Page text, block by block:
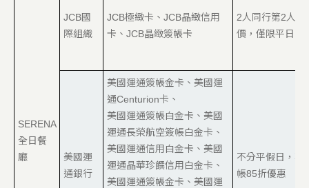
SERENA
全日餐
廳
JCB國
際組織
JCB極緻卡、JCB晶緻信用
卡、JCB晶緻簽帳卡
2人同行第2人半
價，僅限平日午
美國運
通銀行
美國運通簽帳金卡、美國運
通Centurion卡、
美國運通簽帳白金卡、美國
運通長榮航空簽帳白金卡、
美國運通信用白金卡、美國
運通晶華珍饌信用白金卡、
美國運通簽帳金卡、美國運
不分平假日，享
帳85折優惠